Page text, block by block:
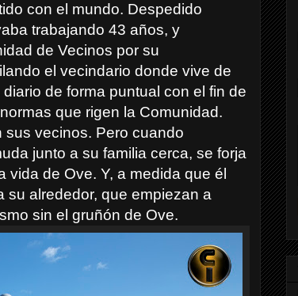
con el mundo. Despedido
trabajando 43 años, y
de Vecinos por su
el vecindario donde vive de
de forma puntual con el fin de
que rigen la Comunidad.
vecinos. Pero cuando
junto a su familia cerca, se forja
de Ove. Y, a medida que él
su alrededor, que empiezan a
sin el gruñón de Ove.